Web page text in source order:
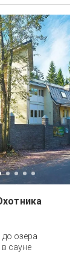
до озера
сауне